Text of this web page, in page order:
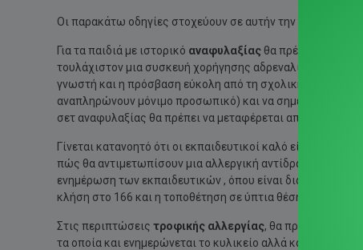
Οι παρακάτω οδηγίες στοχεύουν σε αυτήν την κατεύθυνση.
Για τα παιδιά με ιστορικό αναφυλαξίας θα πρέπει να
τουλάχιστον μια συσκευή χορήγησης αδρεναλίνης. Η
γνωστή και η πρόσβαση εύκολη από τη σχολική
αναπληρώνουν μόνιμο προσωπικό) και να σημειώνεται η
σετ αναφυλαξίας θα πρέπει να μεταφέρεται από κάποιον
Γίνεται κατανοητό ότι οι εκπαιδευτικοί καλό είναι να
πώς θα αντιμετωπίσουν μια αλλεργική αντίδραση και
ενημέρωση των εκπαιδευτικών , όπου είναι διαθέσιμη.Σε
κλήση στο 166 και η τοποθέτηση σε ύπτια θέση.
Στις περιπτώσειςτροφικής αλλεργίας, θα πρέπει να
τα οποία και ενημερώνεται το κυλικείο αλλά και οι